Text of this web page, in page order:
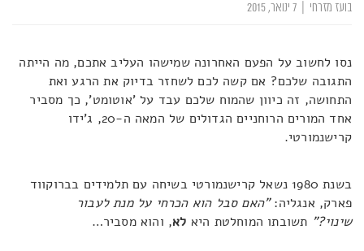
בועז מזרחי
נסו לחשוב על הפעם האחרונה שמישהו העליב אתכם, מה הייתה
התגובה שלכם? אם קשה לכם לשחזר בדיוק את הרגע ואת
התחושה, זה כיוון שהמוח שלכם עבד על 'אוטומט', כך מסביר
אחד המורים הרוחניים הגדולים של המאה ה-20, ג'ידו
קרישנמורטי.
בשנת 1980 נשאל קרישנמורטי בשיחה עם תלמידים בברוקווד
פארק, אנגליה:"האם סבל הוא הכרחי על מנת לעבור
שינוי?" תשובתו המוחלטת היא לא, והוא מסביר…